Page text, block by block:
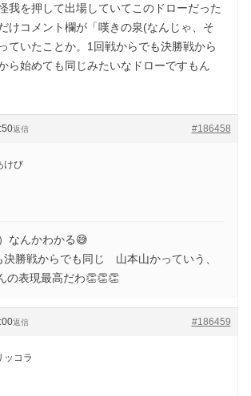
我を押して出場していてこのドローだった
けコメント欄が「嘆きの泉(なんじゃ、そ
ていたことか。1回戦からでも決勝戦から
ら始めても同じみたいなドローですもん
#186458
返信
けび
なんかわかる😅
決勝戦からでも同じ 山本山かっていう、
の表現最高だわ👏👏👏
#186459
返信
ッコラ